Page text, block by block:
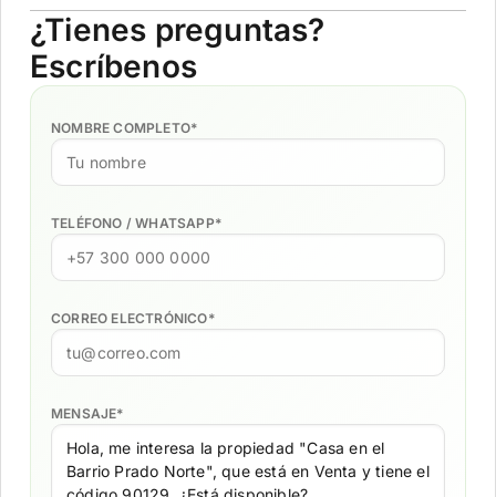
¿Tienes preguntas?
Escríbenos
NOMBRE COMPLETO*
TELÉFONO / WHATSAPP*
CORREO ELECTRÓNICO*
MENSAJE*